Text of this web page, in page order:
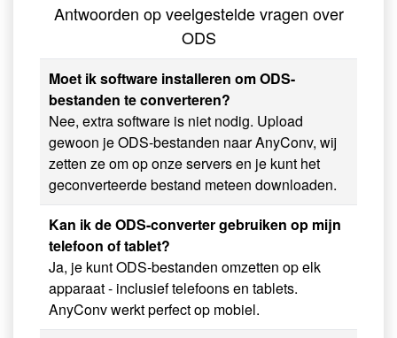
Antwoorden op veelgestelde vragen over
ODS
Moet ik software installeren om ODS-
bestanden te converteren?
Nee, extra software is niet nodig. Upload
gewoon je ODS-bestanden naar AnyConv, wij
zetten ze om op onze servers en je kunt het
geconverteerde bestand meteen downloaden.
Kan ik de ODS-converter gebruiken op mijn
telefoon of tablet?
Ja, je kunt ODS-bestanden omzetten op elk
apparaat - inclusief telefoons en tablets.
AnyConv werkt perfect op mobiel.